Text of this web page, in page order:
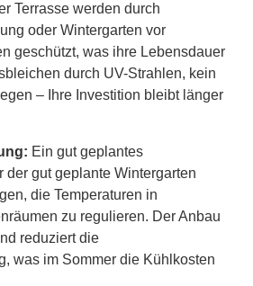
Terrasse werden durch
oder Wintergarten vor
geschützt, was ihre Lebensdauer
durch UV-Strahlen, kein
– Ihre Investition bleibt länger
Ein gut geplantes
der gut geplante Wintergarten
die Temperaturen in
zu regulieren. Der Anbau
reduziert die
was im Sommer die Kühlkosten